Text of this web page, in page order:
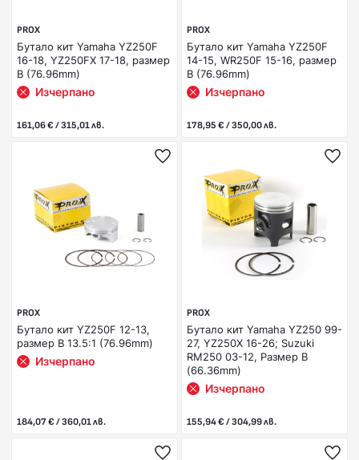
PROX
Бутало кит Yamaha YZ250F
16-18, YZ250FX 17-18, размер
B (76.96mm)
Изчерпано
161,06 € / 315,01 лв.
PROX
Бутало кит Yamaha YZ250F
14-15, WR250F 15-16, размер
B (76.96mm)
Изчерпано
178,95 € / 350,00 лв.
PROX
Бутало кит YZ250F 12-13,
размер B 13.5:1 (76.96mm)
Изчерпано
184,07 € / 360,01 лв.
PROX
Бутало кит Yamaha YZ250 99-
27, YZ250X 16-26; Suzuki
RM250 03-12, Размер B
(66.36mm)
Изчерпано
155,94 € / 304,99 лв.